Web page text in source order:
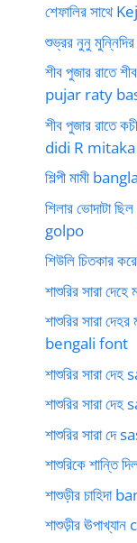
শেফালির
শুভ্রর নুনু
শীব পুজার রাতে
pujar raty
শীব পুজার রাতে
didi R
শিল্পী মামী
শিলার ভোদাটা
golpo
শিউলি চিতকার
শাশুরির সারা
শাশুরির সারা
bengali font
শাশুরির সারা
শাশুরির সারা
শাশুরির সারা
শাশুরিকে শান্তি
শাশুড়ীর
শাশুড়ীর